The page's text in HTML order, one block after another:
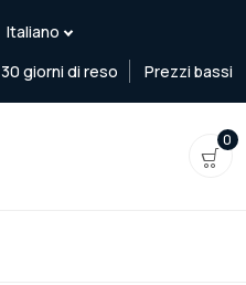
30 giorni di reso Prezzi bassi
0